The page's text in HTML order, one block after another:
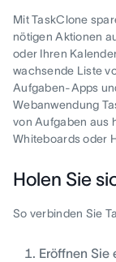
Mit TaskClone
nötigen Aktionen
oder Ihren
wachsende Liste
Aufgaben-Apps
Webanwendung
von Aufgaben aus
Whiteboards oder
Holen Sie
So verbinden Sie
Eröffnen Sie